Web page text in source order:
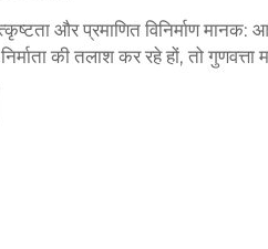
और प्रमाणित विनिर्माण
की तलाश कर रहे हों, तो
9001 प्रमाणन प्राप्त करना...